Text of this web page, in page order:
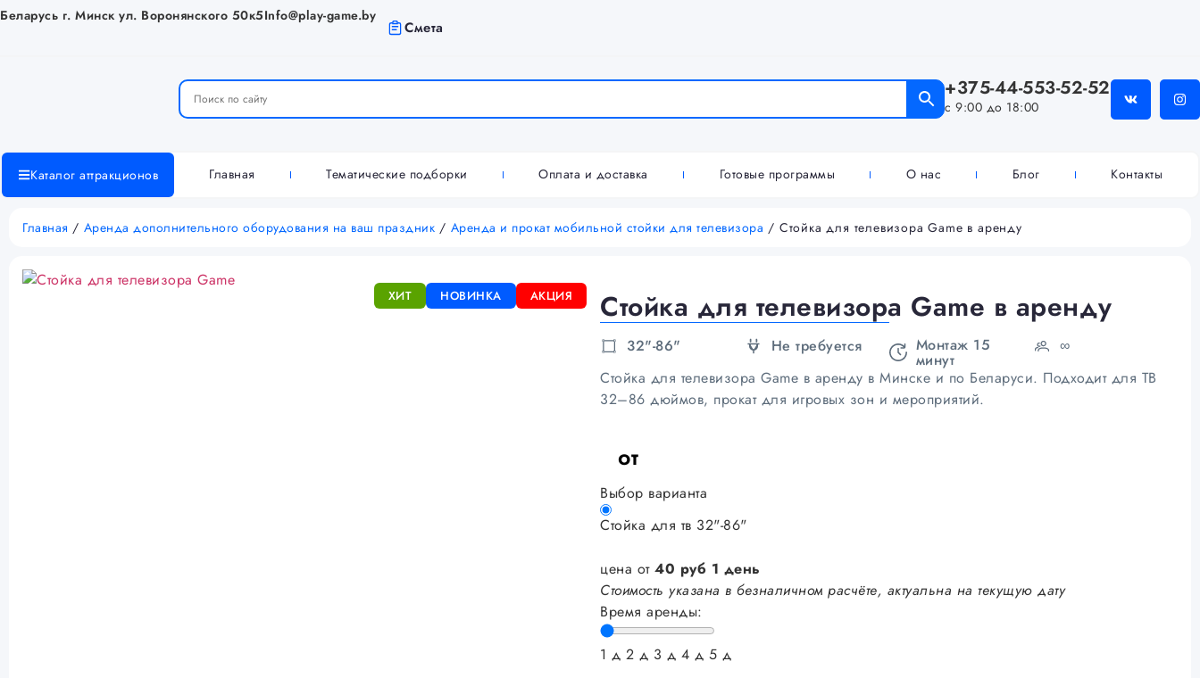
Беларусь г. Минск ул. Воронянского 50к5Info@play-game.by
Смета
+375-44-553-52-52
с 9:00 до 18:00
Каталог аттракционов Главная Тематические подборки Оплата и доставка Готовые программы О нас Блог Контакты
Главная / Аренда дополнительного оборудования на ваш праздник / Аренда и прокат мобильной стойки для телевизора / Стойка для телевизора Game в аренду
АКЦИЯ
НОВИНКА
ХИТ Стойка для телевизора Game в аренду
32"-86" Не требуется Монтаж 15
минут
∞
Стойка для телевизора Game в аренду в Минске и по Беларуси. Подходит для ТВ
32–86 дюймов, прокат для игровых зон и мероприятий.
от
Выбор варианта
Стойка для тв 32"-86"
цена от 40 руб 1 день
Стоимость указана в безналичном расчёте, актуальна на текущую дату
Время аренды:
1 д 2 д 3 д 4 д 5 д